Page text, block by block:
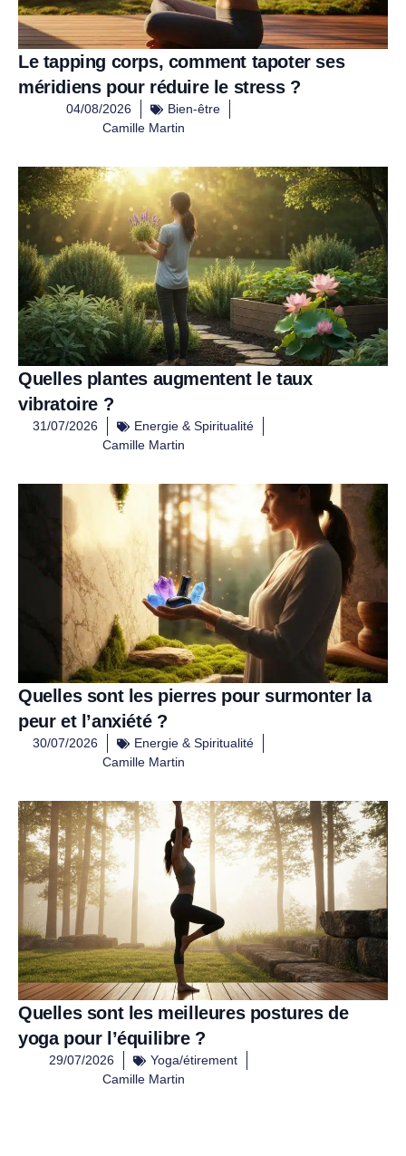
Le tapping corps, comment tapoter ses
méridiens pour réduire le stress ?
04/08/2026
Bien-être
Camille Martin
Quelles plantes augmentent le taux
vibratoire ?
31/07/2026
Energie & Spiritualité
Camille Martin
Quelles sont les pierres pour surmonter la
peur et l’anxiété ?
30/07/2026
Energie & Spiritualité
Camille Martin
Quelles sont les meilleures postures de
yoga pour l’équilibre ?
29/07/2026
Yoga/étirement
Camille Martin